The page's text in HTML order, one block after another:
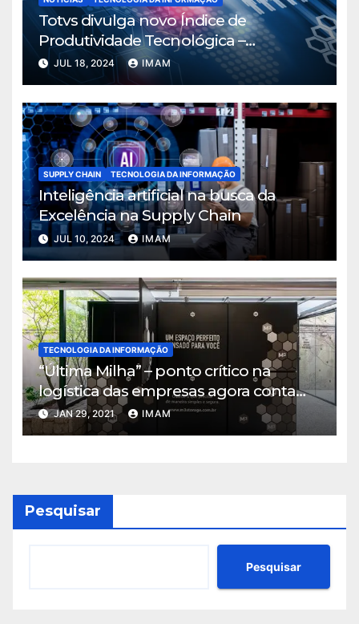
Totvs divulga novo Índice de
Produtividade Tecnológica –
Manufatura
JUL 18, 2024 IMAM
SUPPLY CHAIN TECNOLOGIA DA INFORMAÇÃO
Inteligência artificial na busca da
Excelência na Supply Chain
JUL 10, 2024 IMAM
TECNOLOGIA DA INFORMAÇÃO
“Última Milha” – ponto crítico na
logística das empresas agora conta
com solução que alia tecnológica e
localização estratégica
JAN 29, 2021 IMAM
Pesquisar
Pesquisar